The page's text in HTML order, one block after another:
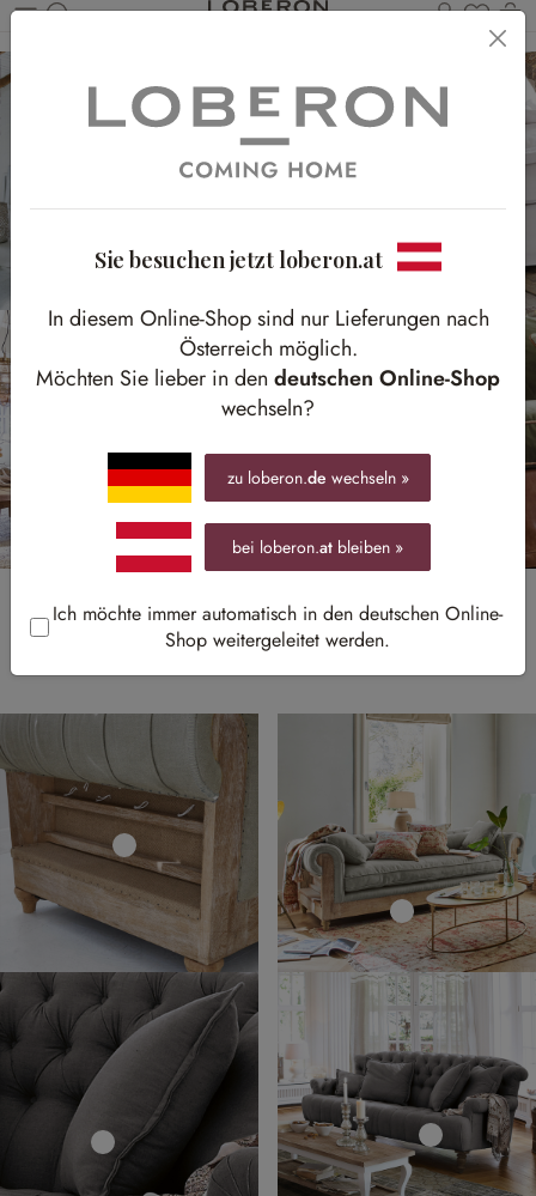
Du
Sofa Lieblinge
Unsere Klassiker für jeden Geschmack
Sie besuchen jetzt loberon.at
In diesem Online-Shop sind nur Lieferungen nach
Österreich möglich.
Möchten Sie lieber in den deutschen Online-Shop
wechseln?
zu loberon.de wechseln »
bei loberon.at bleiben »
Ich möchte immer automatisch in den deutschen Online-
Shop weitergeleitet werden.